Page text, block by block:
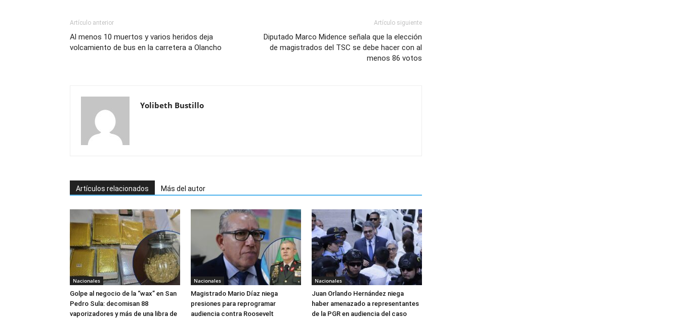
Artículo anterior
Al menos 10 muertos y varios heridos deja
volcamiento de bus en la carretera a Olancho
Artículo siguiente
Diputado Marco Midence señala que la elección
de magistrados del TSC se debe hacer con al
menos 86 votos
Yolibeth Bustillo
Artículos relacionados Más del autor
Nacionales
Golpe al negocio de la “wax” en San
Pedro Sula: decomisan 88
vaporizadores y más de una libra de
Nacionales
Magistrado Mario Díaz niega
presiones para reprogramar
audiencia contra Roosevelt
Nacionales
Juan Orlando Hernández niega
haber amenazado a representantes
de la PGR en audiencia del caso